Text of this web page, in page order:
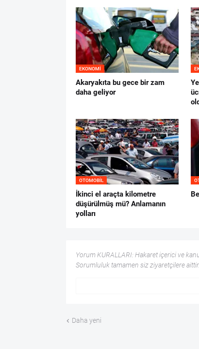
EKONOMI
Akaryakıta bu gece bir zam
daha geliyor
OTOMOBIL
İkinci el araçta kilometre
düşürülmüş mü? Anlamanın
yolları
Yorum KURALLARI: Hakaret içerici ve
Sorumluluk tamamen siz ziyaretçilere aittir.
Daha yeni